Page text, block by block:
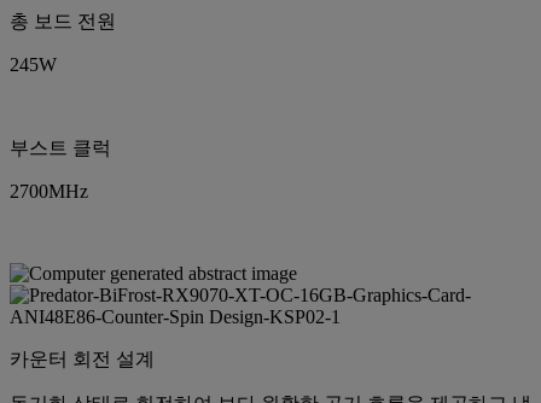
총 보드 전원
245W
부스트 클럭
2700MHz
카운터 회전 설계